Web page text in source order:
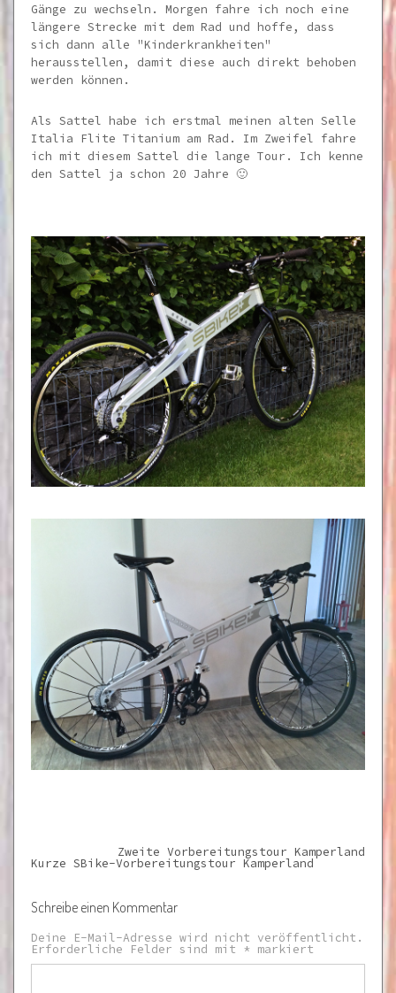
Gänge zu wechseln. Morgen fahre ich noch eine
längere Strecke mit dem Rad und hoffe, dass
sich dann alle "Kinderkrankheiten"
herausstellen, damit diese auch direkt behoben
werden können.
Als Sattel habe ich erstmal meinen alten Selle
Italia Flite Titanium am Rad. Im Zweifel fahre
ich mit diesem Sattel die lange Tour. Ich kenne
den Sattel ja schon 20 Jahre 🙂
Zweite Vorbereitungstour Kamperland
Kurze SBike-Vorbereitungstour Kamperland
Schreibe einen Kommentar
Deine E-Mail-Adresse wird nicht veröffentlicht.
Erforderliche Felder sind mit * markiert